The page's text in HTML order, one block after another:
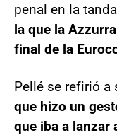
penal en la
la que la
final de la
Pellé se refirió a
que hizo un
que iba a lanzar